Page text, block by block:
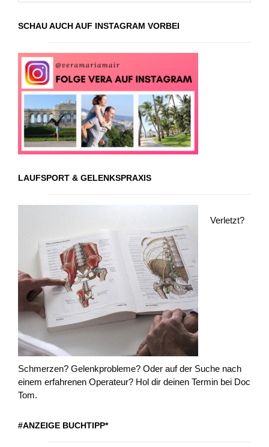
SCHAU AUCH AUF INSTAGRAM VORBEI
LAUFSPORT & GELENKSPRAXIS
Verletzt?
Schmerzen? Gelenkprobleme? Oder auf der Suche nach
einem erfahrenen Operateur? Hol dir deinen Termin bei Doc
Tom.
#ANZEIGE BUCHTIPP*